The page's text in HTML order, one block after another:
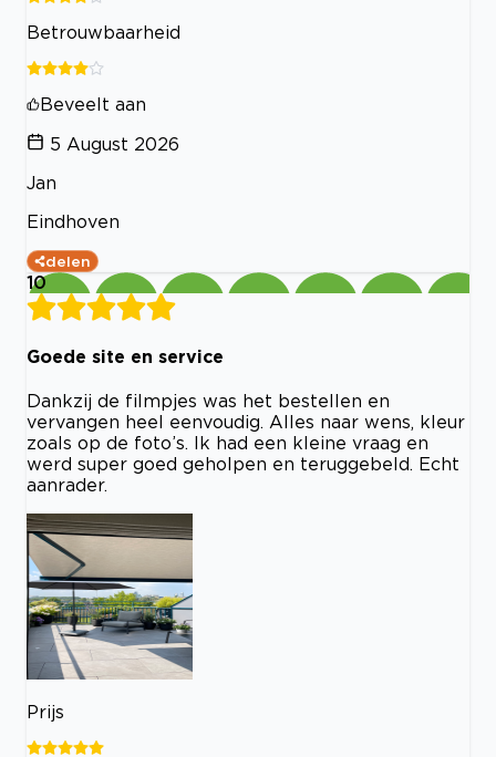
Betrouwbaarheid
Beveelt aan
5 August 2026
Jan
Eindhoven
delen
10
Goede site en service
Dankzij de filmpjes was het bestellen en
vervangen heel eenvoudig. Alles naar wens, kleur
zoals op de foto’s. Ik had een kleine vraag en
werd super goed geholpen en teruggebeld. Echt
aanrader.
Prijs